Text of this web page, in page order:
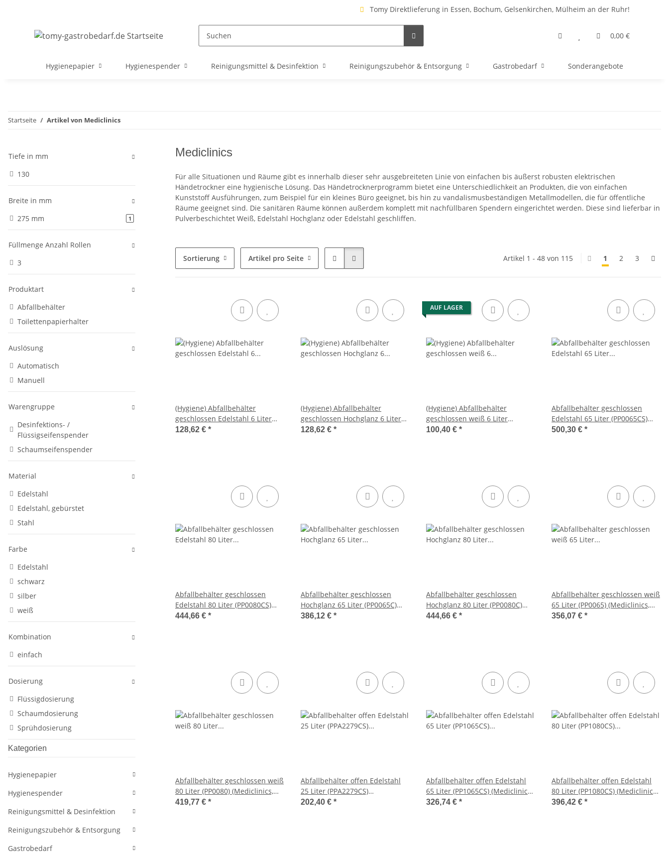
Tomy Direktlieferung in Essen, Bochum, Gelsenkirchen, Mülheim an der Ruhr!
0,00 €
Hygienepapier Hygienespender Reinigungsmittel & Desinfektion Reinigungszubehör & Entsorgung Gastrobedarf Sonderangebote
Startseite Artikel von Mediclinics
Mediclinics
Für alle Situationen und Räume gibt es innerhalb dieser sehr ausgebreiteten Linie von einfachen bis äußerst robusten elektrischen
Händetrockner eine hygienische Lösung. Das Händetrocknerprogramm bietet eine Unterschiedlichkeit an Produkten, die von einfachen
Kunststoff Ausführungen, zum Beispiel für ein kleines Büro geeignet, bis hin zu vandalismusbeständigen Metallmodellen, die für öffentliche
Räume geeignet sind. Die sanitären Räume können außerdem komplett mit nachfüllbaren Spendern eingerichtet werden. Diese sind lieferbar in
Pulverbeschichtet Weiß, Edelstahl Hochglanz oder Edelstahl geschliffen.
Sortierung Artikel pro Seite Artikel 1 - 48 von 115 1 2 3
(Hygiene) Abfallbehälter
geschlossen Edelstahl 6 Liter
(PP0006CS) (Mediclinics)
128,62 € *
(Hygiene) Abfallbehälter
geschlossen Hochglanz 6 Liter
(PP0006C) (Mediclinics)
128,62 € *
AUF LAGER
(Hygiene) Abfallbehälter
geschlossen weiß 6 Liter
(PP0006) (Mediclinics)
100,40 € *
Abfallbehälter geschlossen
Edelstahl 65 Liter (PP0065CS)
(Mediclinics, Dutch Bins)
500,30 € *
Abfallbehälter geschlossen
Edelstahl 80 Liter (PP0080CS)
(Mediclinics, Dutch Bins)
444,66 € *
Abfallbehälter geschlossen
Hochglanz 65 Liter (PP0065C)
(Mediclinics, Dutch Bins)
386,12 € *
Abfallbehälter geschlossen
Hochglanz 80 Liter (PP0080C)
(Mediclinics, Dutch Bins)
444,66 € *
Abfallbehälter geschlossen weiß
65 Liter (PP0065) (Mediclinics,
Dutch Bins)
356,07 € *
Abfallbehälter geschlossen weiß
80 Liter (PP0080) (Mediclinics,
Dutch Bins)
419,77 € *
Abfallbehälter offen Edelstahl
25 Liter (PPA2279CS)
(Mediclinics, Dutch Bins)
202,40 € *
Abfallbehälter offen Edelstahl
65 Liter (PP1065CS) (Mediclinics,
Dutch Bins)
326,74 € *
Abfallbehälter offen Edelstahl
80 Liter (PP1080CS) (Mediclinics,
Dutch Bins)
396,42 € *
Tiefe in mm
130
Breite in mm
275 mm
1Artikel gefunden
Füllmenge Anzahl Rollen
3
Produktart
Abfallbehälter
Toilettenpapierhalter
Auslösung
Automatisch
Manuell
Warengruppe
Desinfektions- /
Flüssigseifenspender
Schaumseifenspender
Material
Edelstahl
Edelstahl, gebürstet
Stahl
Farbe
Edelstahl
schwarz
silber
weiß
Kombination
einfach
Dosierung
Flüssigdosierung
Schaumdosierung
Sprühdosierung
Kategorien
Hygienepapier
Hygienespender
Reinigungsmittel & Desinfektion
Reinigungszubehör & Entsorgung
Gastrobedarf